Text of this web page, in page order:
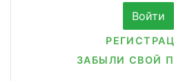
ЗАБЫЛИ СВОЙ